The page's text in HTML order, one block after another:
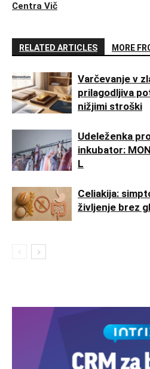
Centra Vič
RELATED ARTICLES MORE
Varčevanje v
prilagodljiva
nižjimi stroški
Udeleženka
inkubator:
L
Celiakija:
življenje brez